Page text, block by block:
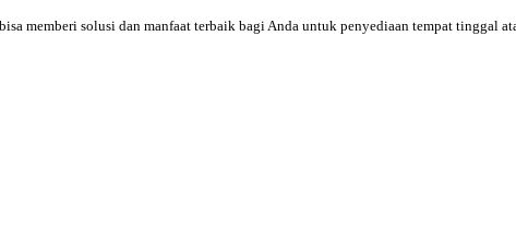
memberi solusi dan manfaat terbaik bagi Anda untuk penyediaan tempat tinggal